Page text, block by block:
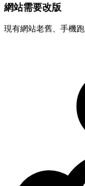
網站需要改版
現有網站老舊、手機